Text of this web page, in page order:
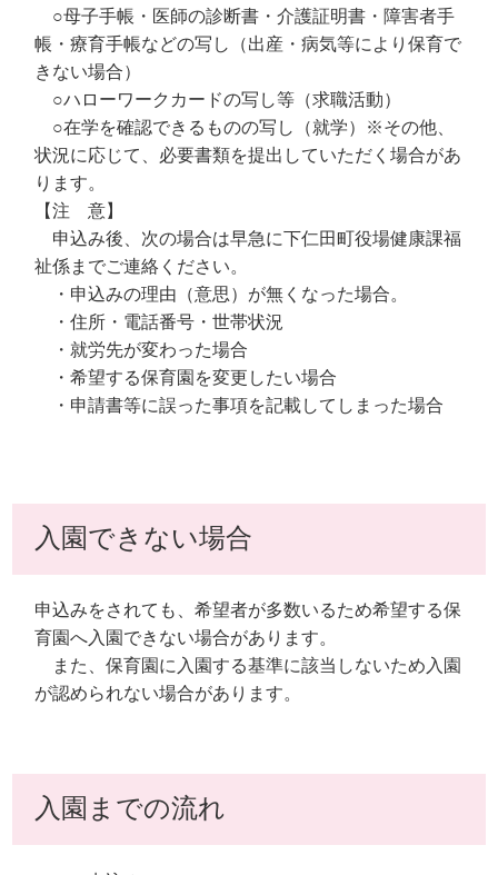
○母子手帳・医師の診断書・介護証明書・障害者手
帳・療育手帳などの写し（出産・病気等により保育で
きない場合）
○ハローワークカードの写し等（求職活動）
○在学を確認できるものの写し（就学）※その他、
状況に応じて、必要書類を提出していただく場合があ
ります。
【注 意】
申込み後、次の場合は早急に下仁田町役場健康課福
祉係までご連絡ください。
・申込みの理由（意思）が無くなった場合。
・住所・電話番号・世帯状況
・就労先が変わった場合
・希望する保育園を変更したい場合
・申請書等に誤った事項を記載してしまった場合
入園できない場合
申込みをされても、希望者が多数いるため希望する保
育園へ入園できない場合があります。
また、保育園に入園する基準に該当しないため入園
が認められない場合があります。
入園までの流れ